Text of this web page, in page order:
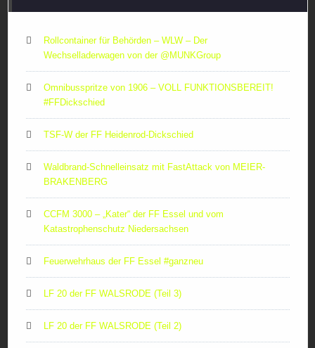
Rollcontainer für Behörden – WLW – Der
Wechselladerwagen von der ‪@MUNKGroup‬
Omnibusspritze von 1906 – VOLL FUNKTIONSBEREIT!
#FFDickschied
TSF-W der FF Heidenrod-Dickschied
Waldbrand-Schnelleinsatz mit FastAttack von MEIER-
BRAKENBERG
CCFM 3000 – „Kater“ der FF Essel und vom
Katastrophenschutz Niedersachsen
Feuerwehrhaus der FF Essel #ganzneu
LF 20 der FF WALSRODE (Teil 3)
LF 20 der FF WALSRODE (Teil 2)